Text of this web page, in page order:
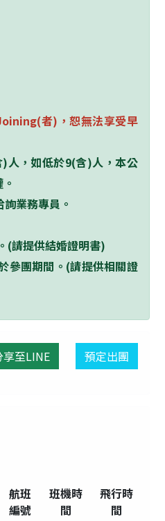
者) ，恕無法享受早
)人，如低於9(含)人，本公
業務專員。
(請提供結婚證明書)
參團期間。 (請提供相關證
享至LINE 預定出團
航班
編號
班機時
間
飛行時
間